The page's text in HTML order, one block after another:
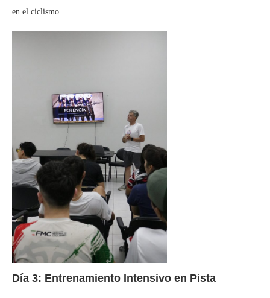
en el ciclismo.
Día 3: Entrenamiento Intensivo en Pista